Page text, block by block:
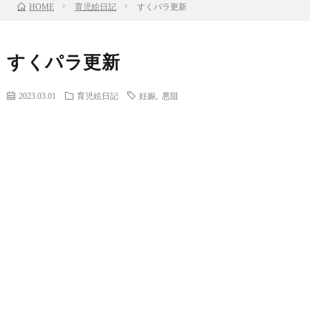
HOME 育児絵日記 すくパラ更新
すくパラ更新
2023.03.01 育児絵日記 妊娠 悪阻